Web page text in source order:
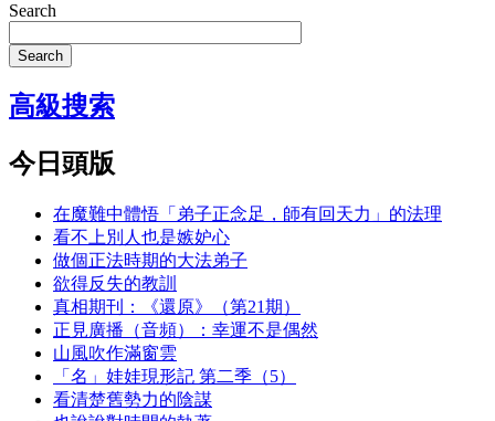
Search
Search
高級搜索
今日頭版
在魔難中體悟「弟子正念足，師有回天力」的法理
看不上別人也是嫉妒心
做個正法時期的大法弟子
欲得反失的教訓
真相期刊：《還原》（第21期）
正見廣播（音頻）：幸運不是偶然
山風吹作滿窗雲
「名」娃娃現形記 第二季（5）
看清楚舊勢力的陰謀